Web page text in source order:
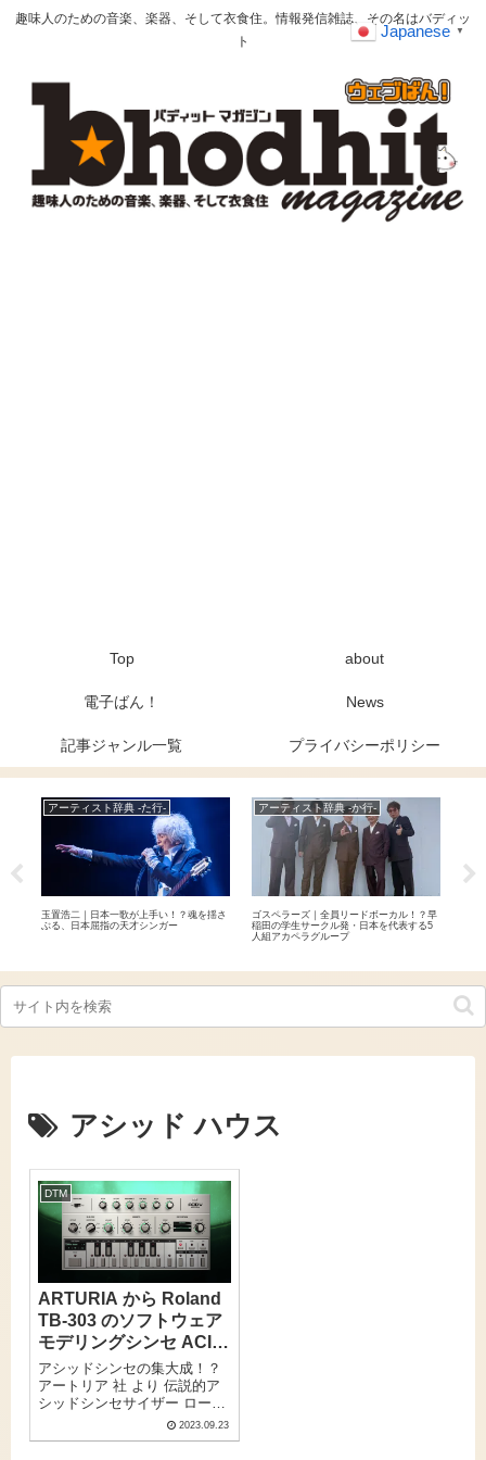
趣味人のための音楽、楽器、そして衣食住。情報発信雑誌、その名はバディッ
ト
Top about
電子ばん！ News
記事ジャンル一覧 プライバシーポリシー
アーティスト辞典 -た行-
玉置浩二｜日本一歌が上手い！？魂を揺さ
ぶる、日本屈指の天才シンガー
アーティスト辞典 -か行-
ゴスペラーズ｜全員リードボーカル！？早
稲田の学生サークル発・日本を代表する5
人組アカペラグループ
アシッド ハウス
DTM
ARTURIA から Roland
TB-303 のソフトウェア
モデリングシンセ ACID
V 発売！
アシッドシンセの集大成！？
アートリア 社 より 伝説的ア
シッドシンセサイザー ローラ
ンド TB-303 のモデリングソ
フトウェアシンセ、ACID V が
2023.09.23
Japanese ▼